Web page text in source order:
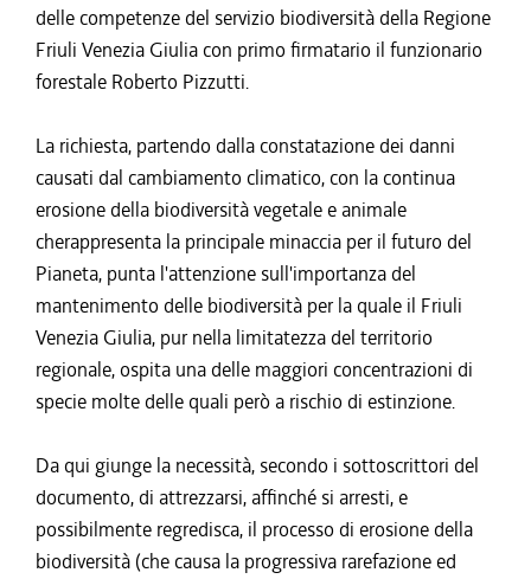
delle competenze del servizio biodiversità della Regione
Friuli Venezia Giulia con primo firmatario il funzionario
forestale Roberto Pizzutti.
La richiesta, partendo dalla constatazione dei danni
causati dal cambiamento climatico, con la continua
erosione della biodiversità vegetale e animale
cherappresenta la principale minaccia per il futuro del
Pianeta, punta l'attenzione sull'importanza del
mantenimento delle biodiversità per la quale il Friuli
Venezia Giulia, pur nella limitatezza del territorio
regionale, ospita una delle maggiori concentrazioni di
specie molte delle quali però a rischio di estinzione.
Da qui giunge la necessità, secondo i sottoscrittori del
documento, di attrezzarsi, affinché si arresti, e
possibilmente regredisca, il processo di erosione della
biodiversità (che causa la progressiva rarefazione ed